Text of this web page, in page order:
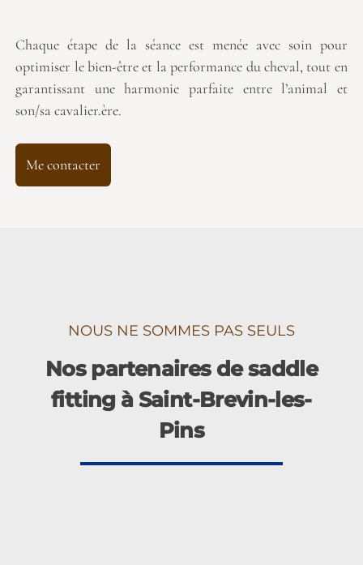
Chaque étape de la séance est menée avec soin pour
optimiser le bien-être et la performance du cheval, tout en
garantissant une harmonie parfaite entre l’animal et
son/sa cavalier.ère.
Me contacter
NOUS NE SOMMES PAS SEULS
Nos partenaires de saddle
fitting à Saint-Brevin-les-
Pins